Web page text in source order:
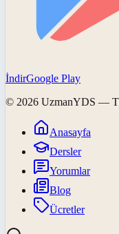
İndirGoogle Play
© 2026 UzmanYDS —
Anasayfa
Dersler
Yorumlar
Blog
Ücretler